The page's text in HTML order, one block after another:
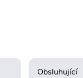
Obsluhující